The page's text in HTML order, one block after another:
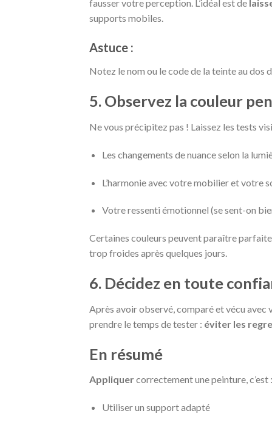
fausser votre perception. L’idéal est de
supports mobiles.
Astuce :
Notez le nom ou le code de la teinte au dos
5. Observez la couleur
Ne vous précipitez pas ! Laissez les tests
Les changements de nuance selon la
L’harmonie avec votre mobilier et votre
Votre ressenti émotionnel (se sent-on
Certaines couleurs peuvent paraître
trop froides après quelques jours.
6. Décidez en toute
Après avoir observé, comparé et vécu avec
prendre le temps de tester : éviter les
En résumé
Appliquercorrectement une peinture, c’est :
Utiliser un support adapté